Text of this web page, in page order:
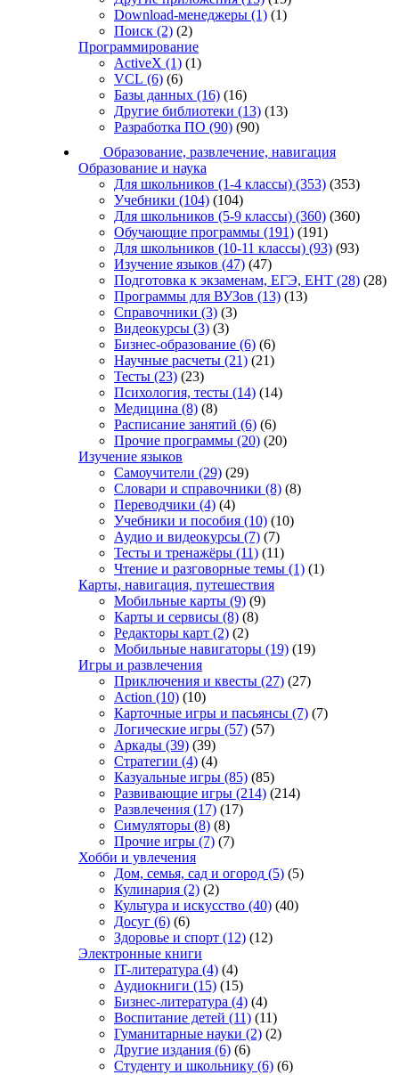
Download-менеджеры (1) (1)
Поиск (2) (2)
Программирование
ActiveX (1) (1)
VCL (6) (6)
Базы данных (16) (16)
Другие библиотеки (13) (13)
Разработка ПО (90) (90)
Образование, развлечение, навигация
Образование и наука
Для школьников (1-4 классы) (353) (353)
Учебники (104) (104)
Для школьников (5-9 классы) (360) (360)
Обучающие программы (191) (191)
Для школьников (10-11 классы) (93) (93)
Изучение языков (47) (47)
Подготовка к экзаменам, ЕГЭ, ЕНТ (28) (28)
Программы для ВУЗов (13) (13)
Справочники (3) (3)
Видеокурсы (3) (3)
Бизнес-образование (6) (6)
Научные расчеты (21) (21)
Тесты (23) (23)
Психология, тесты (14) (14)
Медицина (8) (8)
Расписание занятий (6) (6)
Прочие программы (20) (20)
Изучение языков
Самоучители (29) (29)
Словари и справочники (8) (8)
Переводчики (4) (4)
Учебники и пособия (10) (10)
Аудио и видеокурсы (7) (7)
Тесты и тренажёры (11) (11)
Чтение и разговорные темы (1) (1)
Карты, навигация, путешествия
Мобильные карты (9) (9)
Карты и сервисы (8) (8)
Редакторы карт (2) (2)
Мобильные навигаторы (19) (19)
Игры и развлечения
Приключения и квесты (27) (27)
Action (10) (10)
Карточные игры и пасьянсы (7) (7)
Логические игры (57) (57)
Аркады (39) (39)
Стратегии (4) (4)
Казуальные игры (85) (85)
Развивающие игры (214) (214)
Развлечения (17) (17)
Симуляторы (8) (8)
Прочие игры (7) (7)
Хобби и увлечения
Дом, семья, сад и огород (5) (5)
Кулинария (2) (2)
Культура и искусство (40) (40)
Досуг (6) (6)
Здоровье и спорт (12) (12)
Электронные книги
IT-литература (4) (4)
Аудиокниги (15) (15)
Бизнес-литература (4) (4)
Воспитание детей (11) (11)
Гуманитарные науки (2) (2)
Другие издания (6) (6)
Студенту и школьнику (6) (6)